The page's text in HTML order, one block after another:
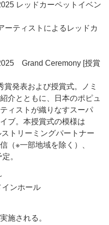
レッドカーペットイベン
ーティストによるレッドカ
Grand Ceremony [授賞
発表および授賞式。ノミ
介とともに、日本のポピュ
ィストが織りなすスーパ
ブ。本授賞式の模様は
トリーミングパートナー
（※一部地域を除く）、
。
ンホール
施される。